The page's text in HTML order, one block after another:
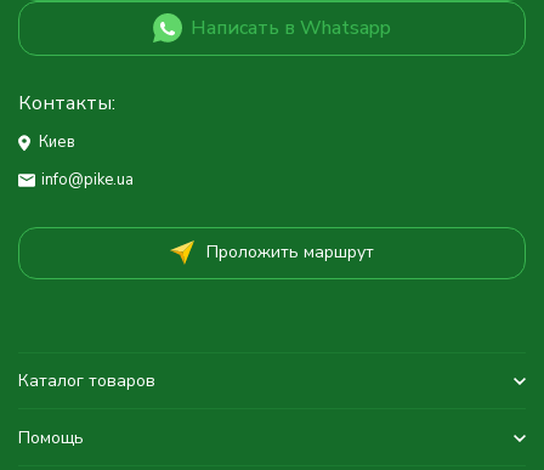
Написать в Whatsapp
Контакты:
Киев
info@pike.ua
Проложить маршрут
Каталог товаров
Помощь